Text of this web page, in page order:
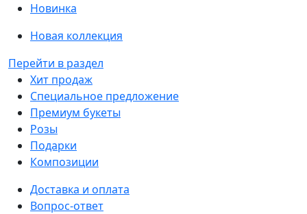
Новинка
Новая коллекция
Перейти в раздел
Хит продаж
Специальное предложение
Премиум букеты
Розы
Подарки
Композиции
Доставка и оплата
Вопрос-ответ